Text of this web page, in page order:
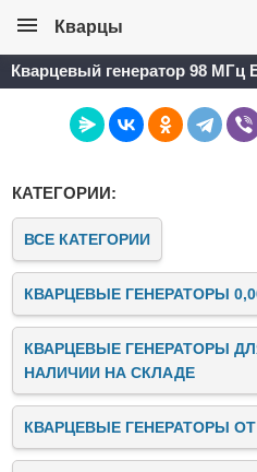
Кварцы
Кварцевый генератор 98 МГц
КАТЕГОРИИ:
ВСЕ КАТЕГОРИИ
КВАРЦЕВЫЕ ГЕНЕРАТОРЫ
КВАРЦЕВЫЕ ГЕНЕРАТОРЫ
НАЛИЧИИ НА СКЛАДЕ
КВАРЦЕВЫЕ ГЕНЕРАТОРЫ ОТ